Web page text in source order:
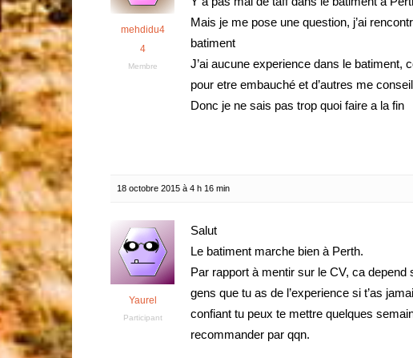
mehdidu4
4
Membre
Mais je me pose une question, j’ai
batiment
J’ai aucune experience dans le
pour etre embauché et d’autres me
Donc je ne sais pas trop quoi faire a la fin
18 octobre 2015 à 4 h 16 min
Yaurel
Participant
Salut
Le batiment marche bien à Perth.
Par rapport à mentir sur le CV, ca
gens que tu as de l’experience si t’as
confiant tu peux te mettre quelques
recommander par qqn.